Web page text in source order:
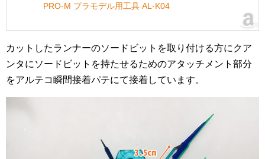
PRO-M プラモデル用工具 AL-K04
カットしたランナーのソードビットを取り付ける方にクア
ンタにソードビットを持たせるためのアタッチメント部分
をアルテコ瞬間接着パテにて接着しています。